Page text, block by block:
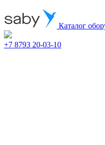
Каталог
+7 8793 20-03-10